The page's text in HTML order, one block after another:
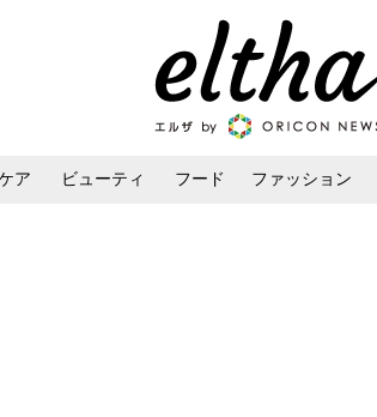
ア ビューティ フード ファッション